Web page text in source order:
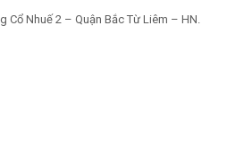
Cổ Nhuế 2 – Quận Bắc Từ Liêm – HN.